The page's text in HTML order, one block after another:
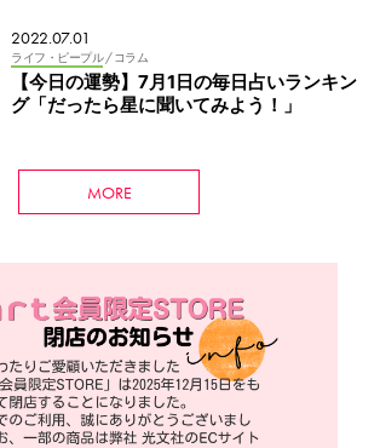
2022.07.01
ライフ・ピープル / コラム
【今日の運勢】7月1日の毎日占いランキン
グ「だったら星に聞いてみよう！」
MORE